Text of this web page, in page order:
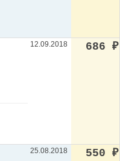
12.09.2018 686 ₽
25.08.2018 550 ₽